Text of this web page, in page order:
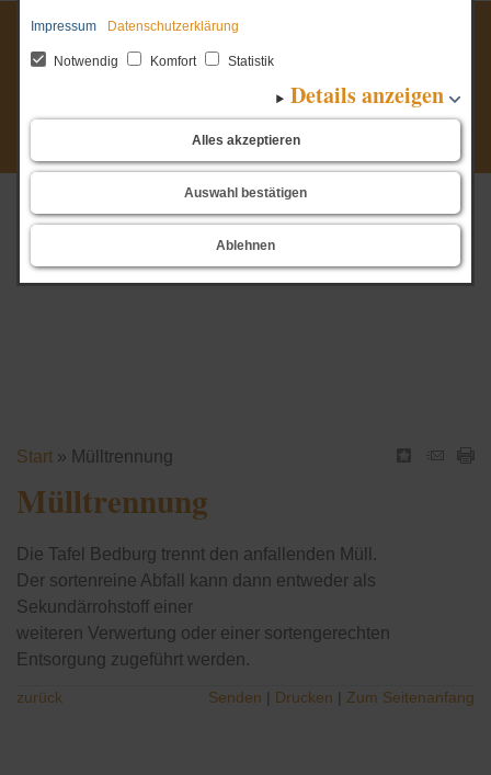
Impressum Datenschutzerklärung
Notwendig Komfort Statistik
Details anzeigen
Alles akzeptieren
Auswahl bestätigen
Ablehnen
Lebensmittel
retten.
Menschen
helfen.
Start Mülltrennung
Mülltrennung
Die Tafel Bedburg trennt den anfallenden Müll.
Der sortenreine Abfall kann dann entweder als
Sekundärrohstoff einer
weiteren Verwertung oder einer sortengerechten
Entsorgung zugeführt werden.
zurück Senden Drucken Zum Seitenanfang